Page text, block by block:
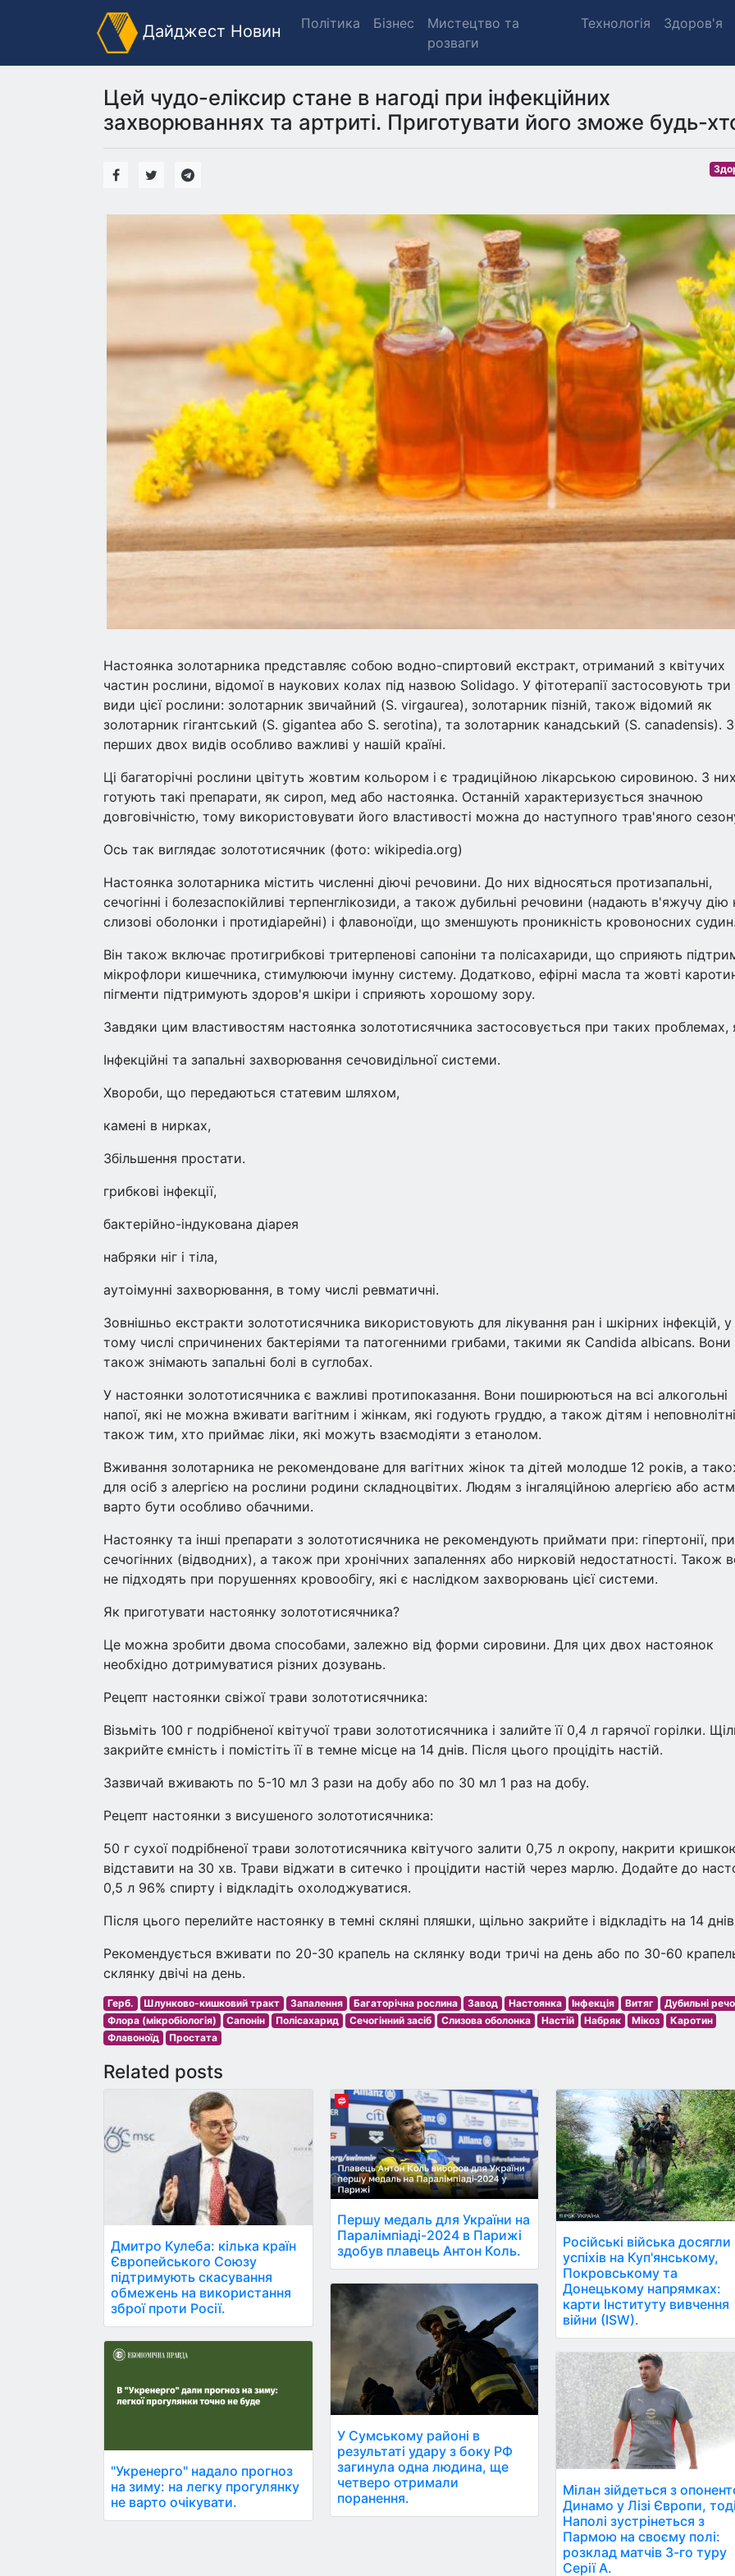
Дайджест Новин Політика Бізнес
Мистецтво та
розваги
Технологія Здоров'я
Цей чудо-еліксир стане в нагоді при інфекційних
захворюваннях та артриті. Приготувати його зможе будь-
Настоянка золотарника представляє собою водно-спиртовий екстракт, отриманий з квітучих
частин рослини, відомої в наукових колах під назвою Solidago. У фітотерапії застосовують три
види цієї рослини: золотарник звичайний (S. virgaurea), золотарник пізній, також відомий як
золотарник гігантський (S. gigantea або S. serotina), та золотарник канадський (S. canadensis). З
перших двох видів особливо важливі у нашій країні.
Ці багаторічні рослини цвітуть жовтим кольором і є традиційною лікарською сировиною. З них
готують такі препарати, як сироп, мед або настоянка. Останній характеризується значною
довговічністю, тому використовувати його властивості можна до наступного трав'яного
Ось так виглядає золототисячник (фото: wikipedia.org)
Настоянка золотарника містить численні діючі речовини. До них відносяться протизапальні,
сечогінні і болезаспокійливі терпенглікозиди, а також дубильні речовини (надають в'яжучу дію
слизові оболонки і протидіарейні) і флавоноїди, що зменшують проникність кровоносних судин.
Він також включає протигрибкові тритерпенові сапоніни та полісахариди, що сприяють
мікрофлори кишечника, стимулюючи імунну систему. Додатково, ефірні масла та жовті
пігменти підтримують здоров'я шкіри і сприяють хорошому зору.
Завдяки цим властивостям настоянка золототисячника застосовується при таких проблемах,
Інфекційні та запальні захворювання сечовидільної системи.
Хвороби, що передаються статевим шляхом,
камені в нирках,
Збільшення простати.
грибкові інфекції,
бактерійно-індукована діарея
набряки ніг і тіла,
аутоімунні захворювання, в тому числі ревматичні.
Зовнішньо екстракти золототисячника використовують для лікування ран і шкірних інфекцій, у
тому числі спричинених бактеріями та патогенними грибами, такими як Candida albicans. Вони
також знімають запальні болі в суглобах.
У настоянки золототисячника є важливі протипоказання. Вони поширюються на всі алкогольні
напої, які не можна вживати вагітним і жінкам, які годують груддю, а також дітям і
також тим, хто приймає ліки, які можуть взаємодіяти з етанолом.
Вживання золотарника не рекомендоване для вагітних жінок та дітей молодше 12 років, а
для осіб з алергією на рослини родини складноцвітих. Людям з інгаляційною алергією або
варто бути особливо обачними.
Настоянку та інші препарати з золототисячника не рекомендують приймати при: гіпертонії,
сечогінних (відводних), а також при хронічних запаленнях або нирковій недостатності. Також
не підходять при порушеннях кровообігу, які є наслідком захворювань цієї системи.
Як приготувати настоянку золототисячника?
Це можна зробити двома способами, залежно від форми сировини. Для цих двох настоянок
необхідно дотримуватися різних дозувань.
Рецепт настоянки свіжої трави золототисячника:
Візьміть 100 г подрібненої квітучої трави золототисячника і залийте її 0,4 л гарячої горілки.
закрийте ємність і помістіть її в темне місце на 14 днів. Після цього процідіть настій.
Зазвичай вживають по 5-10 мл 3 рази на добу або по 30 мл 1 раз на добу.
Рецепт настоянки з висушеного золототисячника:
50 г сухої подрібненої трави золототисячника квітучого залити 0,75 л окропу, накрити
відставити на 30 хв. Трави віджати в ситечко і процідити настій через марлю. Додайте до
0,5 л 96% спирту і відкладіть охолоджуватися.
Після цього перелийте настоянку в темні скляні пляшки, щільно закрийте і відкладіть на 14
Рекомендується вживати по 20-30 крапель на склянку води тричі на день або по 30-60
склянку двічі на день.
Герб. Шлунково-кишковий тракт Запалення Багаторічна рослина Завод Настоянка Інфекція Витяг
Дубильні
Флора (мікробіологія)
Сапонін Полісахарид Сечогінний засіб Слизова оболонка Настій Набряк Мікоз
Каротин
Флавоноїд
Простата
Related posts
Дмитро Кулеба: кілька країн
Європейського Союзу
підтримують скасування
обмежень на використання
зброї проти Росії.
"Укренерго" надало прогноз
на зиму: на легку прогулянку
не варто очікувати.
Першу медаль для України на
Паралімпіаді-2024 в Парижі
здобув плавець Антон Коль.
У Сумському районі в
результаті удару з боку РФ
загинула одна людина, ще
четверо отримали
поранення.
Російські війська досягли
успіхів на Куп'янському,
Покровському та
Донецькому напрямках:
карти Інституту вивчення
війни (ISW).
Мілан зійдеться з
Динамо у Лізі Європи,
Наполі зустрінеться з
Пармою на своєму полі:
розклад матчів 3-го туру
Серії А.